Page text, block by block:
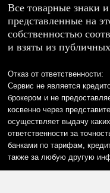
Все товарные знаки
представленные на
собственностью
и взяты из
Отказ от ответственности:
Сервис не является
брокером и не
косвенно через
осуществляет выдачу
ответственности за
банками по тарифам,
также за любую другую